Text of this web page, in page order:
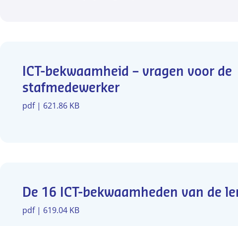
ICT-bekwaamheid – vragen voor de
stafmedewerker
pdf | 621.86 KB
De 16 ICT-bekwaamheden van de
pdf | 619.04 KB